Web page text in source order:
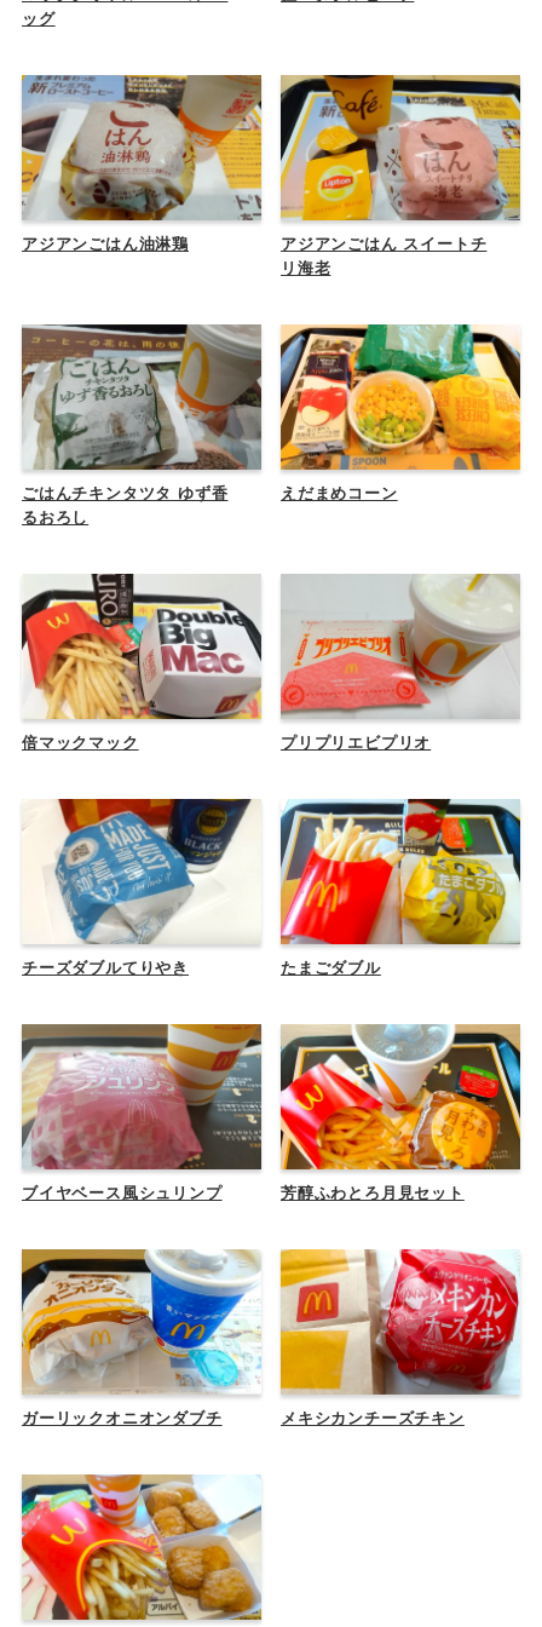
ッグ
アジアンごはん油淋鶏
アジアンごはん スイートチ
リ海老
ごはんチキンタツタ ゆず香
るおろし
えだまめコーン
倍マックマック プリプリエビプリオ
チーズダブルてりやき たまごダブル
ブイヤベース風シュリンプ 芳醇ふわとろ月見セット
ガーリックオニオンダブチ メキシカンチーズチキン